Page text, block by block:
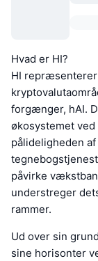
Hvad er HI?
HI
forgænger, hAI.
økosystemet
pålideligheden
påvirke
understreger
rammer.
Ud over sin
sine horisonter